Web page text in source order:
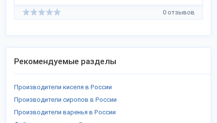
0 отзывов
Рекомендуемые разделы
Производители киселя в России
Производители сиропов в России
Производители варенья в России